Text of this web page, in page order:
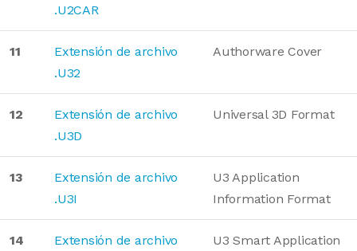
.U2CAR
11
Extensión de archivo
.U32
Authorware Cover
12
Extensión de archivo
.U3D
Universal 3D Format
13
Extensión de archivo
.U3I
U3 Application
Information Format
14
Extensión de archivo
U3 Smart Application